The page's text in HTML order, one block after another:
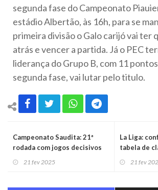
segunda fase do Campeonato
estádio Albertão, às 16h, para se
primeira divisão o Galo carijó vai ter
atrás e vencer a partida. Já o PEC
liderança do Grupo B, com 11
segunda fase, vai lutar pelo titulo.
Campeonato Saudita: 21ª
rodada com jogos decisivos
21 fev 2025
La Liga:
tabela de
21 fev